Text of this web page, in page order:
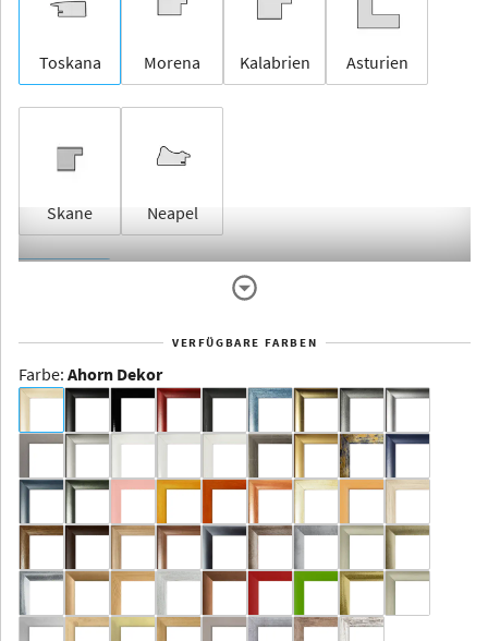
Toskana Morena Kalabrien Asturien
Skane Neapel
Dakota -
Rahmenloser
Aluminium
VERFÜGBARE FARBEN
Farbe: Ahorn Dekor